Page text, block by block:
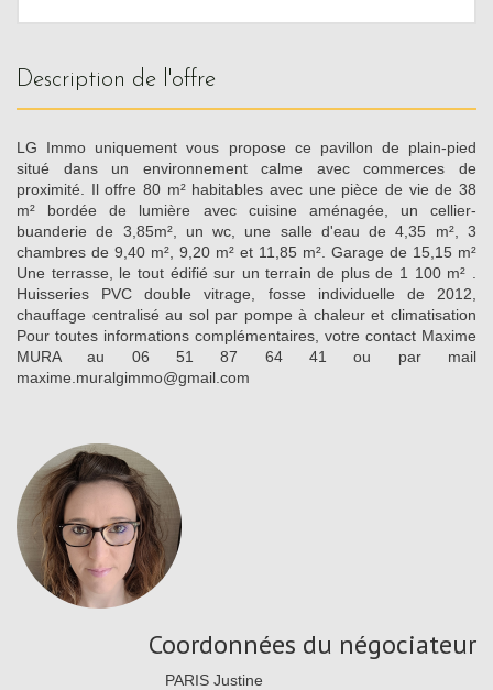
description de l'offre
LG Immo uniquement vous propose ce pavillon de plain-pied
situé dans un environnement calme avec commerces de
proximité. Il offre 80 m² habitables avec une pièce de vie de 38
m² bordée de lumière avec cuisine aménagée, un cellier-
buanderie de 3,85m², un wc, une salle d'eau de 4,35 m², 3
chambres de 9,40 m², 9,20 m² et 11,85 m². Garage de 15,15 m²
Une terrasse, le tout édifié sur un terrain de plus de 1 100 m² .
Huisseries PVC double vitrage, fosse individuelle de 2012,
chauffage centralisé au sol par pompe à chaleur et climatisation
Pour toutes informations complémentaires, votre contact Maxime
MURA au 06 51 87 64 41 ou par mail
maxime.muralgimmo@gmail.com
Coordonnées du négociateur
PARIS Justine